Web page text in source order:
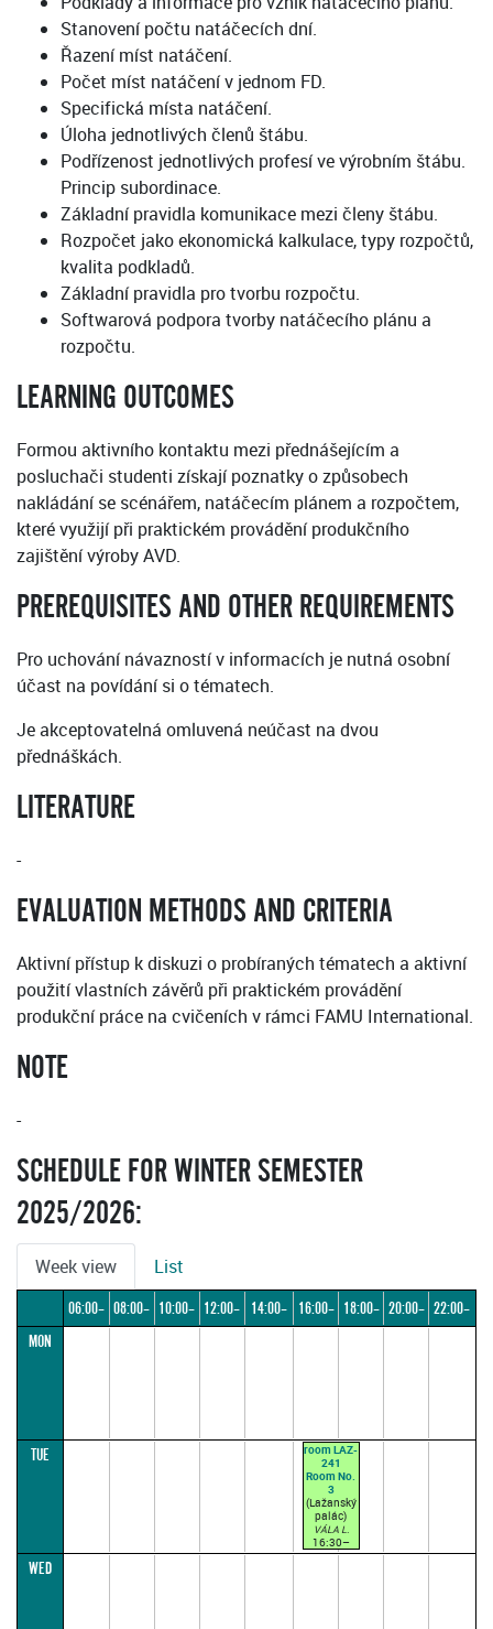
Stanovení počtu natáčecích dní.
Řazení míst natáčení.
Počet míst natáčení v jednom FD.
Specifická místa natáčení.
Úloha jednotlivých členů štábu.
Podřízenost jednotlivých profesí ve výrobním štábu.
Princip subordinace.
Základní pravidla komunikace mezi členy štábu.
Rozpočet jako ekonomická kalkulace, typy rozpočtů,
kvalita podkladů.
Základní pravidla pro tvorbu rozpočtu.
Softwarová podpora tvorby natáčecího plánu a
rozpočtu.
LEARNING OUTCOMES
Formou aktivního kontaktu mezi přednášejícím a
posluchači studenti získají poznatky o způsobech
nakládání se scénářem, natáčecím plánem a rozpočtem,
které využijí při praktickém provádění produkčního
zajištění výroby AVD.
PREREQUISITES AND OTHER REQUIREMENTS
Pro uchování návazností v informacích je nutná osobní
účast na povídání si o tématech.
Je akceptovatelná omluvená neúčast na dvou
přednáškách.
LITERATURE
-
EVALUATION METHODS AND CRITERIA
Aktivní přístup k diskuzi o probíraných tématech a aktivní
použití vlastních závěrů při praktickém provádění
produkční práce na cvičeních v rámci FAMU International.
NOTE
-
SCHEDULE FOR WINTER SEMESTER
2025/2026:
Week view List
06:00– 08:00– 10:00– 12:00–
14:00–
16:00– 18:00– 20:00– 22:00–
MON
TUE
room LAZ-
241
Room No.
3
(Lažanský
palác)
VÁLA L.
16:30–
18:55
WED